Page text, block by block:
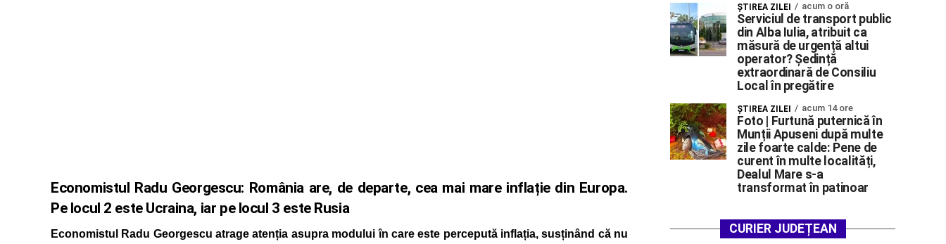
Economistul Radu Georgescu: România are, de departe, cea mai mare inflație din Europa.
Pe locul 2 este Ucraina, iar pe locul 3 este Rusia
Economistul Radu Georgescu atrage atenția asupra modului în care este percepută inflația, susținând că nu
ŞTIREA ZILEI acum o oră
Serviciul de transport public
din Alba Iulia, atribuit ca
măsură de urgență altui
operator? Ședință
extraordinară de Consiliu
Local în pregătire
ŞTIREA ZILEI acum 14 ore
Foto | Furtună puternică în
Munții Apuseni după multe
zile foarte calde: Pene de
curent în multe localități,
Dealul Mare s-a
transformat în patinoar
CURIER JUDEȚEAN